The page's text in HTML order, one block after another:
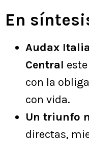
En
Audax
Central
con la
con vida.
Un triunfo
directas,